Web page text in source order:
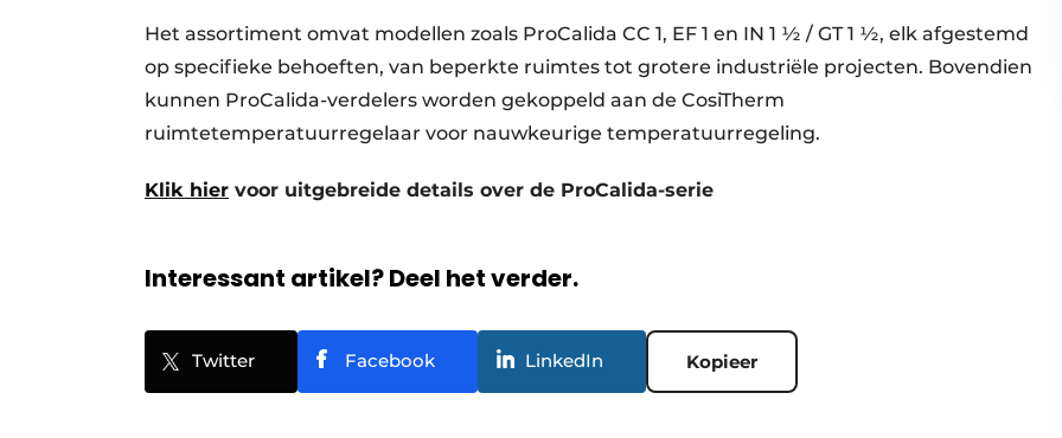
Het assortiment omvat modellen zoals ProCalida CC 1, EF 1 en IN 1 ½ / GT 1 ½, elk afgestemd
op specifieke behoeften, van beperkte ruimtes tot grotere industriële projecten. Bovendien
kunnen ProCalida-verdelers worden gekoppeld aan de CosiTherm
ruimtetemperatuurregelaar voor nauwkeurige temperatuurregeling.
Klik hier voor uitgebreide details over de ProCalida-serie
Interessant artikel? Deel het verder.
Twitter Facebook LinkedIn Kopieer